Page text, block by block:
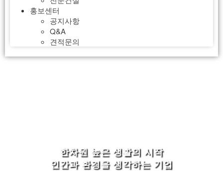
홍보센터
공지사항
Q&A
견적문의
한차원 높은 생활의 시작
인간과 환경을 생각하는 기업